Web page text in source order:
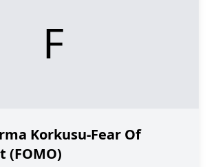
F
Korkusu-Fear Of
(FOMO)